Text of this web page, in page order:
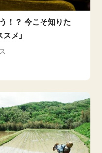
！？ 今こそ知りた
メ」